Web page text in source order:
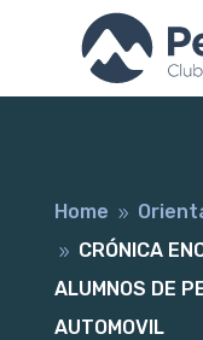
Home 9
9 CRÓNICA
ALUMNOS DE
AUTOMOVIL